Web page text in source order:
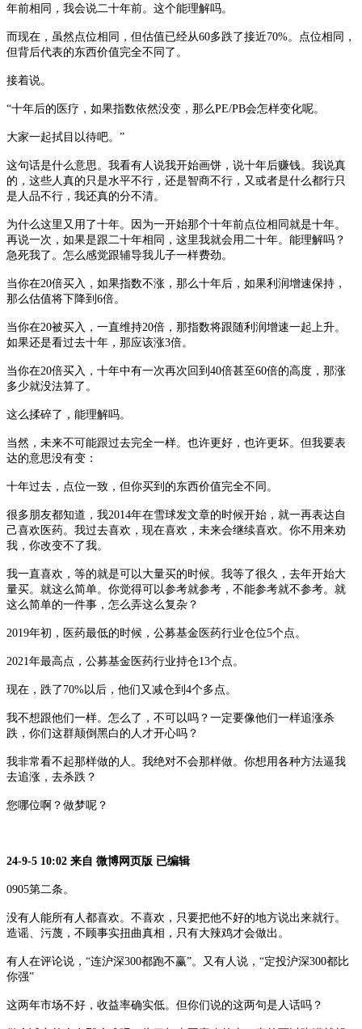
年前相同，我会说二十年前。这个能理解吗。
而现在，虽然点位相同，但估值已经从60多跌了接近70%。点位相同，
但背后代表的东西价值完全不同了。
接着说。
“十年后的医疗，如果指数依然没变，那么PE/PB会怎样变化呢。
大家一起拭目以待吧。 ”
这句话是什么意思。我看有人说我开始画饼，说十年后赚钱。我说真
的，这些人真的只是水平不行，还是智商不行，又或者是什么都行只
是人品不行，我还真的分不清。
为什么这里又用了十年。因为一开始那个十年前点位相同就是十年。
再说一次，如果是跟二十年相同，这里我就会用二十年。能理解吗？
急死我了。怎么感觉跟辅导我儿子一样费劲。
当你在20倍买入，如果指数不涨，那么十年后，如果利润增速保持，
那么估值将下降到6倍。
当你在20被买入，一直维持20倍，那指数将跟随利润增速一起上升。
如果还是看过去十年，那应该涨3倍。
当你在20倍买入，十年中有一次再次回到40倍甚至60倍的高度，那涨
多少就没法算了。
这么揉碎了，能理解吗。
当然，未来不可能跟过去完全一样。也许更好，也许更坏。但我要表
达的意思没有变：
十年过去，点位一致，但你买到的东西价值完全不同。
很多朋友都知道，我2014年在雪球发文章的时候开始，就一再表达自
己喜欢医药。我过去喜欢，现在喜欢，未来会继续喜欢。你不用来劝
我，你改变不了我。
我一直喜欢，等的就是可以大量买的时候。我等了很久，去年开始大
量买。就这么简单。你觉得可以参考就参考，不能参考就不参考。就
这么简单的一件事，怎么弄这么复杂？
2019年初，医药最低的时候，公募基金医药行业仓位5个点。
2021年最高点，公募基金医药行业持仓13个点。
现在，跌了 70%以后，他们又减仓到4个多点。
我不想跟他们一样。怎么了，不可以吗？一定要像他们一样追涨杀
跌，你们这群颠倒黑白的人才开心吗？
我非常看不起那样做的人。我绝对不会那样做。你想用各种方法逼我
去追涨，去杀跌？
您哪位啊？做梦呢？
24-9-5 10:02 来自 微博网页版 已编辑
0905第二条。
没有人能所有人都喜欢。不喜欢，只要把他不好的地方说出来就行。
造谣、污蔑，不顾事实扭曲真相，只有大辣鸡才会做出。
有人在评论说， “连沪深300都跑不赢”。又有人说，“定投沪深300都比
你强”
这两年市场不好，收益率确实低。但你们说的这两句是人话吗？